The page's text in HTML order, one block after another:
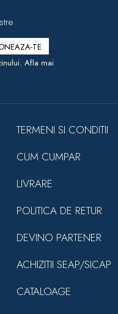
Afla mai
TERMENI SI CONDITII
CUM CUMPAR
LIVRARE
POLITICA DE RETUR
DEVINO PARTENER
ACHIZITII SEAP/SICAP
CATALOAGE